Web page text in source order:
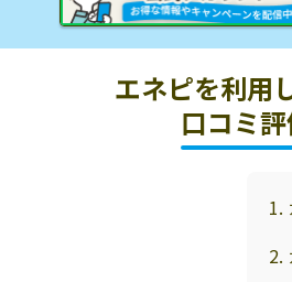
エネピを利用
口コミ
1.
2.